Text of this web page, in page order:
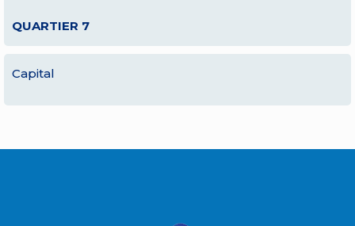
QUARTIER 7
Capital